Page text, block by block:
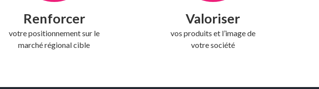
Renforcer
votre positionnement sur le
marché régional cible
Valoriser
vos produits et l’image de
votre société